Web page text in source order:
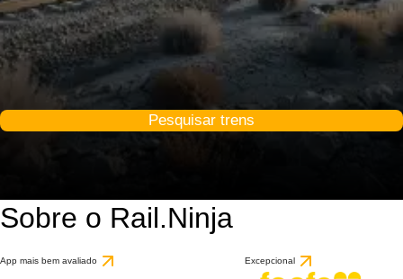
Pesquisar trens
Sobre o Rail.Ninja
App mais bem avaliado Excepcional